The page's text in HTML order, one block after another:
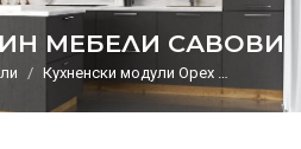
МЕБЕЛИ САВОВИ
Кухненски модули Орех Горен